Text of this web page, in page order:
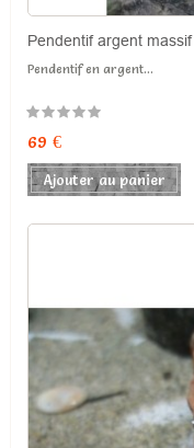
Pendentif argent
Pendentif en argent...
69 €
Ajouter au panier